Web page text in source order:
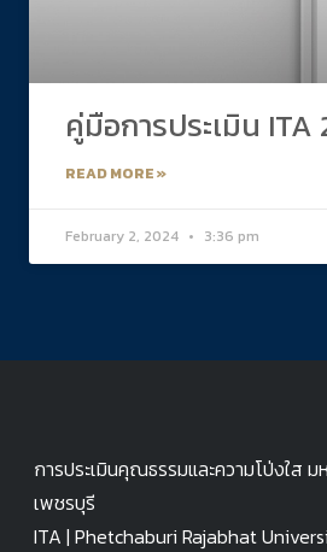
คู่มือการประเมิน ITA
READ MORE »
February 2, 2024 3:36 pm
การประเมินคุณธรรมและความโป่งใส
เพชรบุรี
ITA | Phetchaburi Rajabhat